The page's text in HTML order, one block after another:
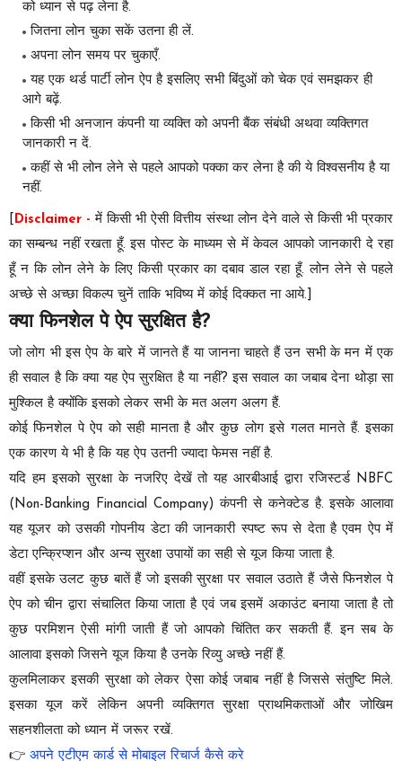
को ध्यान से पढ़ लेना है.
जितना लोन चुका सकें उतना ही लें.
अपना लोन समय पर चुकाएँ.
यह एक थर्ड पार्टी लोन ऐप है इसलिए सभी बिंदुओं को चेक एवं समझकर ही
आगे बढ़ें.
किसी भी अनजान कंपनी या व्यक्ति को अपनी बैंक संबंधी अथवा व्यक्तिगत
जानकारी न दें.
कहीं से भी लोन लेने से पहले आपको पक्का कर लेना है की ये विश्वसनीय है या
नहीं.
Disclaimer - में किसी भी ऐसी वित्तीय संस्थालोन देने वालेसे किसी भी प्रकार
का सम्बन्ध नहीं रखता हूँ.इस पोस्ट के माध्यम से में केवल आपको जानकारी दे रहा
हूँ न कि लोन लेने के लिए किसी प्रकार का दबाव डाल रहा हूँ.लोन लेने से पहले
अच्छे से अच्छा विकल्प चुनें ताकि भविष्य में कोई दिक्कत ना आये.]
क्या फिनशेल पे ऐप सुरक्षित है?
जो लोग भी इस ऐप के बारे में जानते हैं या जानना चाहते हैं उन सभी के मन में एक
ही सवाल है कि क्या यह ऐप सुरक्षित है या नहीं? इस सवाल का जबाब देना थोड़ा सा
मुश्किल है क्योंकि इसको लेकर सभी के मत अलग अलग हैं.
कोई फिनशेल पे ऐप को सही मानता है और कुछ लोग इसे गलत मानते हैं. इसका
एक कारण ये भी है कि यह ऐप उतनी ज्यादा फेमस नहीं है.
यदि हम इसको सुरक्षा के नजरिए देखें तो यह आरबीआई द्वारा रजिस्टर्ड NBFC
(Non-Banking Financial Company) कंपनी से कनेक्टेड है. इसके आलावा
यह यूजर को उसकी गोपनीय डेटा की जानकारी स्पष्ट रूप से देता है एवम ऐप में
डेटा एन्क्रिप्शन और अन्य सुरक्षा उपायों का सही से यूज किया जाता है.
वहीं इसके उलट कुछ बातें हैं जो इसकी सुरक्षा पर सवाल उठाते हैं जैसे फिनशेल पे
ऐप को चीन द्वारा संचालित किया जाता है एवं जब इसमें अकाउंट बनाया जाता है तो
कुछ परमिशन ऐसी मांगी जाती हैं जो आपको चिंतित कर सकती हैं. इन सब के
आलावा इसको जिसने यूज किया है उनके रिव्यु अच्छे नहीं हैं.
कुलमिलाकर इसकी सुरक्षा को लेकर ऐसा कोई जबाब नहीं है जिससे संतुष्टि मिले.
इसका यूज करें लेकिन अपनी व्यक्तिगत सुरक्षा प्राथमिकताओं और जोखिम
सहनशीलता को ध्यान में जरूर रखें.
👉 अपने एटीएम कार्ड से मोबाइल रिचार्ज कैसे करे